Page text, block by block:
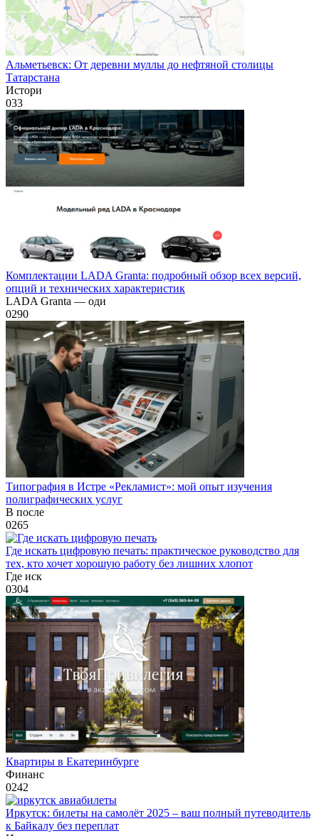
Альметьевск: От деревни муллы до нефтяной столицы
Татарстана
Истори
033
Комплектации LADA Granta: подробный обзор всех версий,
опций и технических характеристик
LADA Granta — оди
0290
Типография в Истре «Рекламист»: мой опыт изучения
полиграфических услуг
В после
0265
Где искать цифровую печать: практическое руководство для
тех, кто хочет хорошую работу без лишних хлопот
Где иск
0304
Квартиры в Екатеринбурге
Финанс
0242
Иркутск: билеты на самолёт 2025 – ваш полный путеводитель
к Байкалу без переплат